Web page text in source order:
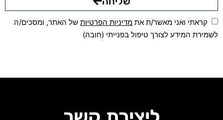
קראתי ואני מאשר/ת את מדיניות הפרטיות של האתר, ומסכים/ה
לשמירת המידע לצורך טיפול בפנייתי (חובה)